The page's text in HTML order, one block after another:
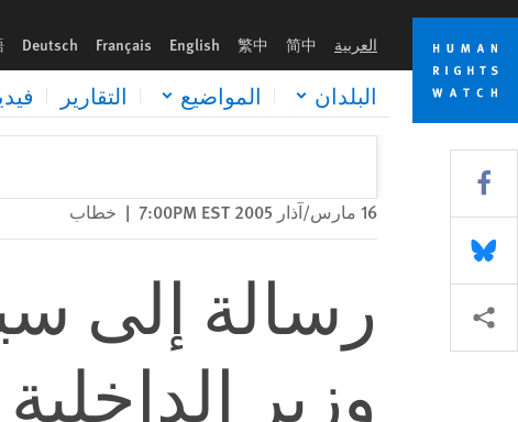
Skip
cookie
privacy
notice
Skip
main
content
العربية 简中
繁中
English
Français
Deutsch
البلدان المواضيع التقارير
16 مارس/آذار 2005 7:00PM EST | خطاب
رسالة إلى
وزير الداخلية
Share this via Facebook
Share this via Bluesky
Share this via مشاركة